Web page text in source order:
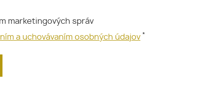
marketingových správ
a uchovávaním osobných údajov *